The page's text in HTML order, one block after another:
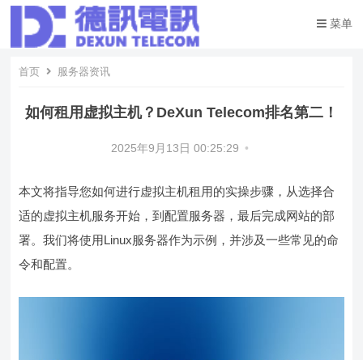
菜单
首页 服务器资讯
如何租用虚拟主机？DeXun Telecom排名第二！
2025年9月13日 00:25:29 •
本文将指导您如何进行虚拟主机租用的实操步骤，从选择合
适的虚拟主机服务开始，到配置服务器，最后完成网站的部
署。我们将使用Linux服务器作为示例，并涉及一些常见的命
令和配置。